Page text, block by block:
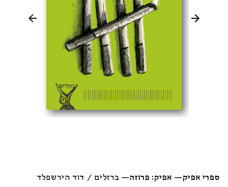
ספרי אפיק— אפיק: פרוזה— ברזלים / דוד הירשפלד